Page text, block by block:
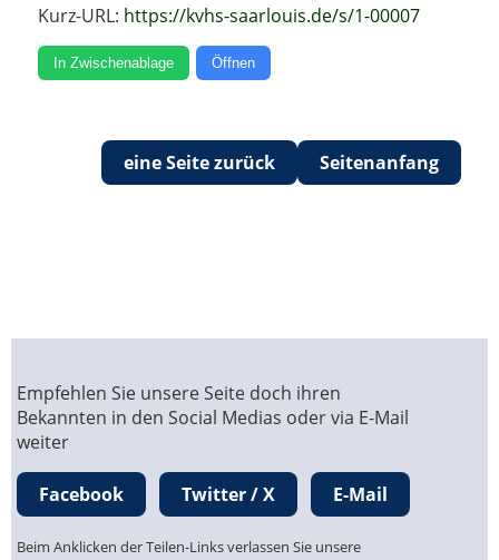
Kurz-URL: https://kvhs-saarlouis.de/s/1-00007
In Zwischenablage Öffnen
eine Seite zurück Seitenanfang
Empfehlen Sie unsere Seite doch ihren
Bekannten in den Social Medias oder via E-Mail
weiter
Facebook Twitter / X E-Mail
Beim Anklicken der Teilen-Links verlassen Sie unsere